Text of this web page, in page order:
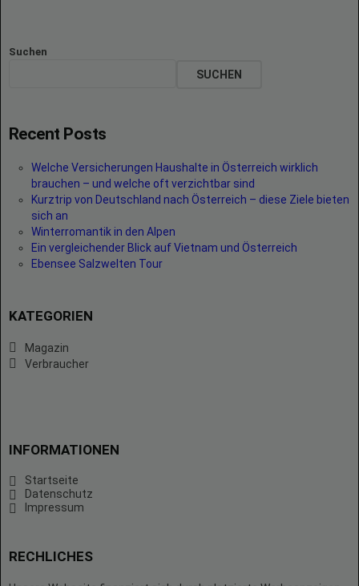
Suchen
SUCHEN
Recent Posts
Welche Versicherungen Haushalte in Österreich wirklich
brauchen – und welche oft verzichtbar sind
Kurztrip von Deutschland nach Österreich – diese Ziele bieten
sich an
Winterromantik in den Alpen
Ein vergleichender Blick auf Vietnam und Österreich
Ebensee Salzwelten Tour
KATEGORIEN
Magazin
Verbraucher
INFORMATIONEN
Startseite
Datenschutz
Impressum
RECHLICHES